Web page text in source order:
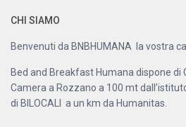
CHI SIAMO
Benvenuti da BNBHUMANA la vostra
Bed and Breakfast Humana dispone di
Camera a Rozzano a 100 mt
di BILOCALI a un km da Humanitas.